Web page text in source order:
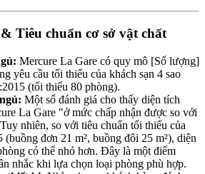
Tiêu chuẩn cơ sở vật chất
Mercure La Gare có quy mô [Số lượng]
yêu cầu tối thiểu của khách sạn 4 sao
(tối thiểu 80 phòng).
Một số đánh giá cho thấy diện tích
La Gare "ở mức chấp nhận được so với
nhiên, so với tiêu chuẩn tối thiểu của
đơn 21 m², buồng đôi 25 m²), diện
có thể nhỏ hơn. Đây là một điểm
nhắc khi lựa chọn loại phòng phù hợp.